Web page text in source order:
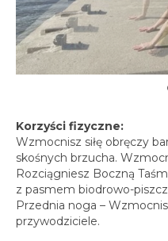
Korzyści fizyczne:
Wzmocnisz siłę obręczy
skośnych brzucha.
Rozciągniesz Boczną
z pasmem biodrowo-
Przednia noga –
przywodziciele.